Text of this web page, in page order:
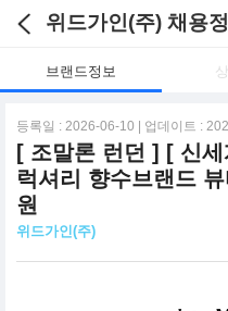
위드가인(주) 채용
브랜드정보
등록일 : 2026-06-10 | 업데이트 :
[ 조말론 런던 ] [ 신
럭셔리 향수브랜드
원
위드가인(주)